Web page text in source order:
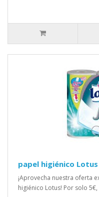
papel higiénico
¡Aprovecha nuestra oferta
higiénico Lotus! Por solo